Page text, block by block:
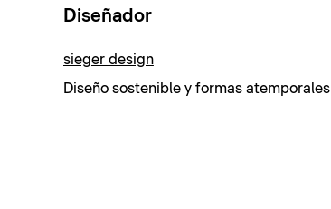
Diseñador
sieger design
Diseño sostenible y formas atemporales